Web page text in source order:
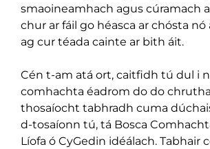
smaoineamhach agus cúramach
chur ar fáil go héasca ar chósta
ag cur téada cainte ar bith áit.
Cén t-am atá ort, caitfidh tú dul i
comhachta éadrom do do
thosaíocht tabhradh cuma
d-tosaíonn tú, tá Bosca
Líofa ó CyGedin idéálach. Tabhair